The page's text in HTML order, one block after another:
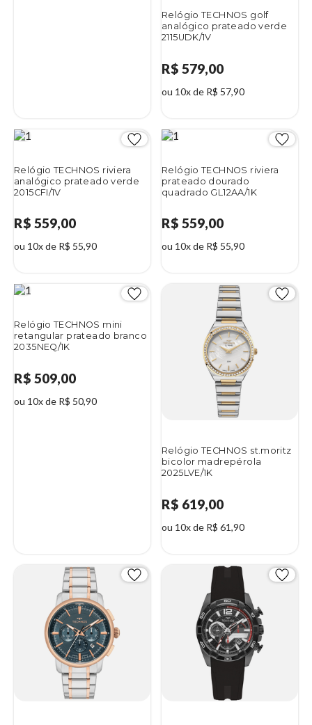
Relógio TECHNOS golf
analógico prateado verde
2115UDK/1V
R$ 579,00
ou 10x de R$ 57,90
Relógio TECHNOS riviera
analógico prateado verde
2015CFI/1V
R$ 559,00
ou 10x de R$ 55,90
Relógio TECHNOS riviera
prateado dourado
quadrado GL12AA/1K
R$ 559,00
ou 10x de R$ 55,90
Relógio TECHNOS mini
retangular prateado branco
2035NEQ/1K
R$ 509,00
ou 10x de R$ 50,90
Relógio TECHNOS st.moritz
bicolor madrepérola
2025LVE/1K
R$ 619,00
ou 10x de R$ 61,90